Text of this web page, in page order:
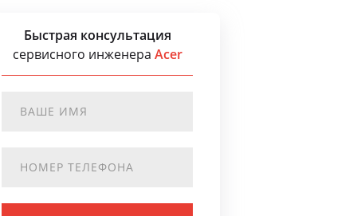
Быстрая консультация
сервисного инженера Acer